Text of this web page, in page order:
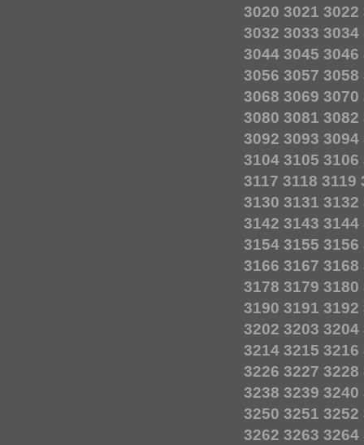
3020 3021 3022
3032 3033 3034
3044 3045 3046
3056 3057 3058
3068 3069 3070
3080 3081 3082
3092 3093 3094
3104 3105 3106
3117 3118 3119
3130 3131 3132
3142 3143 3144
3154 3155 3156
3166 3167 3168
3178 3179 3180
3190 3191 3192
3202 3203 3204
3214 3215 3216
3226 3227 3228
3238 3239 3240
3250 3251 3252
3262 3263 3264